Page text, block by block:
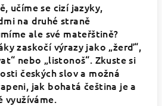
učíme se cizí jazyky,
na druhé straně
ale své mateřštině?
zaskočí výrazy jako „žerď“,
nebo „listonoš“. Zkuste si
českých slov a možná
jak bohatá čeština je a
využíváme.